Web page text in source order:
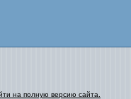
на полную версию сайта.